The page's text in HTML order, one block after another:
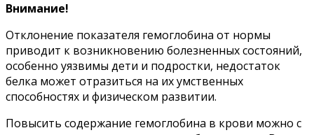
Внимание!
Отклонение показателя гемоглобина от нормы
приводит к возникновению болезненных состояний,
особенно уязвимы дети и подростки, недостаток
белка может отразиться на их умственных
способностях и физическом развитии.
Повысить содержание гемоглобина в крови можно с